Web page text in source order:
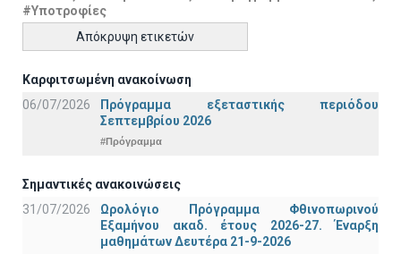
#Υποτροφίες
Απόκρυψη ετικετών
Καρφιτσωμένη ανακοίνωση
06/07/2026
Πρόγραμμα εξεταστικής περιόδου
Σεπτεμβρίου 2026
#Πρόγραμμα
Σημαντικές ανακοινώσεις
31/07/2026
Ωρολόγιο Πρόγραμμα Φθινοπωρινού
Εξαμήνου ακαδ. έτους 2026-27. Έναρξη
μαθημάτων Δευτέρα 21-9-2026